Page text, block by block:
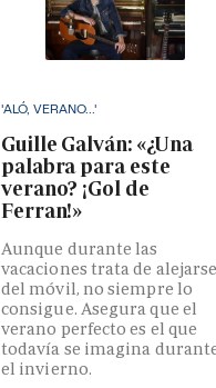
'ALÓ, VERANO...'
Guille Galván: «¿Una
palabra para este
verano? ¡Gol de
Ferran!»
Aunque durante las
vacaciones trata de
del móvil, no siempre lo
consigue. Asegura que el
verano perfecto es el que
todavía se imagina
el invierno.